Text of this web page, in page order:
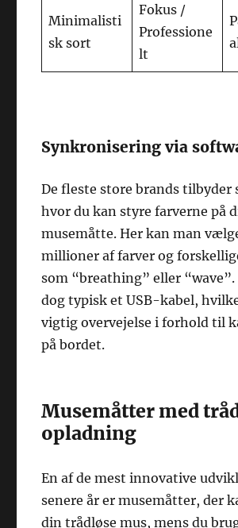
Minimalisti
sk sort
Fokus /
Professione
lt
Synkronisering via
De fleste store brands tilbyder
hvor du kan styre farverne på
musemåtte. Her kan man
millioner af farver og
som “breathing” eller
dog typisk et USB-kabel,
vigtig overvejelse i forhold til
på bordet.
Musemåtter med
opladning
En af de mest innovative
senere år er musemåtter, der
din trådløse mus, mens du